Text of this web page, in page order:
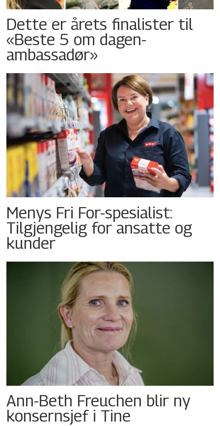
Dette er årets finalister til
«Beste 5 om dagen-
ambassadør»
Menys Fri For-spesialist:
Tilgjengelig for ansatte og
kunder
Ann-Beth Freuchen blir ny
konsernsjef i Tine